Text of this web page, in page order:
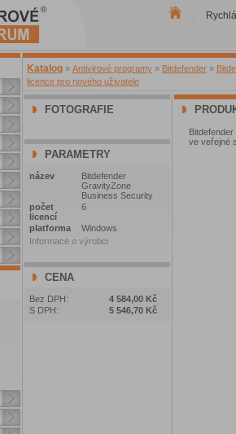
Katalog » Antivirové programy » Bitdefender »
licence pro nového uživatele
FOTOGRAFIE
PARAMETRY
název
Bitdefender
GravityZone
Business Security
počet
licencí
6
platforma
Windows
Informace o výrobci
CENA
Bez DPH:
4 584,00 Kč
S DPH:
5 546,70 Kč
ve veřejné